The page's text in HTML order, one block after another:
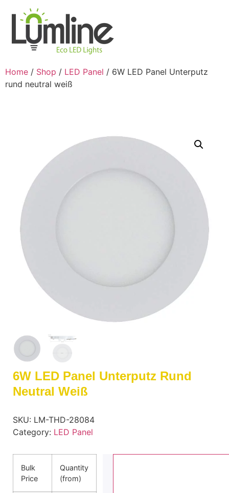
Home / Shop / LED Panel / 6W LED Panel Unterputz
rund neutral weiß
6W LED Panel Unterputz Rund
Neutral Weiß
SKU: LM-THD-28084
Category: LED Panel
Bulk
Price
Quantity
(from)